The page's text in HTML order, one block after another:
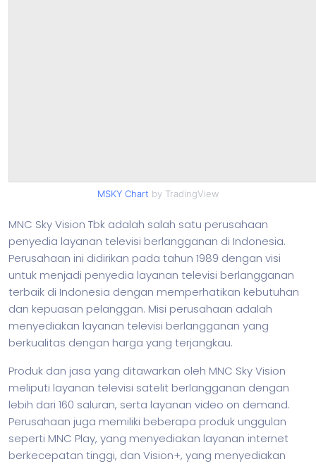
MSKY Chart by TradingView
MNC Sky Vision Tbk adalah salah satu perusahaan
penyedia layanan televisi berlangganan di Indonesia.
Perusahaan ini didirikan pada tahun 1989 dengan visi
untuk menjadi penyedia layanan televisi berlangganan
terbaik di Indonesia dengan memperhatikan kebutuhan
dan kepuasan pelanggan. Misi perusahaan adalah
menyediakan layanan televisi berlangganan yang
berkualitas dengan harga yang terjangkau.
Produk dan jasa yang ditawarkan oleh MNC Sky Vision
meliputi layanan televisi satelit berlangganan dengan
lebih dari 160 saluran, serta layanan video on demand.
Perusahaan juga memiliki beberapa produk unggulan
seperti MNC Play, yang menyediakan layanan internet
berkecepatan tinggi, dan Vision+, yang menyediakan